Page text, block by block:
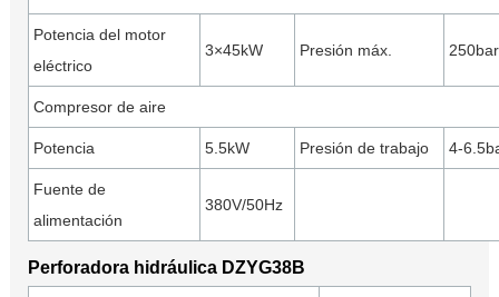
Potencia del motor
eléctrico
3×45kW Presión máx. 250bar
Compresor de aire
Potencia 5.5kW Presión de trabajo 4-
Fuente de
alimentación
380V/50Hz
Perforadora hidráulica DZYG38B